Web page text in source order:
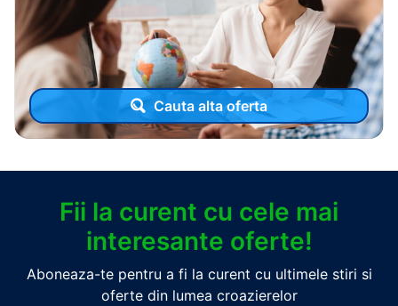
Cauta alta oferta
Fii la curent cu cele mai
interesante oferte!
Aboneaza-te pentru a fi la curent cu ultimele stiri si
oferte din lumea croazierelor